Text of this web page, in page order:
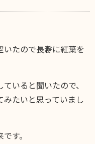
たので長瀞に紅葉を
いると聞いたので、
たいと思っていまし
す。